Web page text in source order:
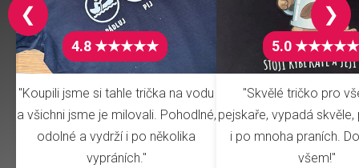
4.8 ★★★★★
"Koupili jsme si tahle trička na vodu
a všichni jsme je milovali. Pohodlné,
odolné a vydrží i po několika
vypráních."
5.0 ★★★★★
"Skvělé tričko pro
pejskaře, vypadá
i po mnoha praních.
všem!"
❮ ❯